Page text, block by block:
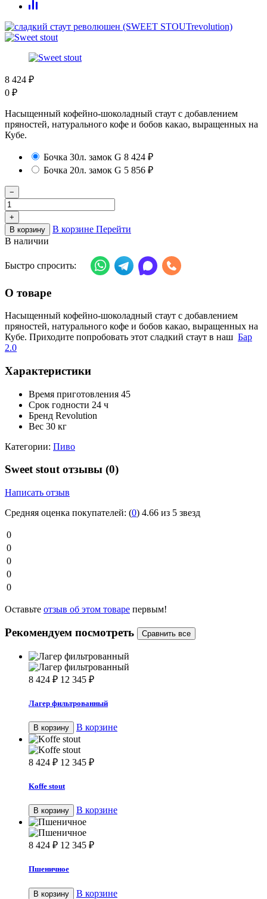
8 424 ₽
0 ₽
Насыщенный кофейно-шоколадный стаут с добавлением
пряностей, натурального кофе и бобов какао, выращенных на
Кубе.
Бочка 30л. замок G 8 424 ₽
Бочка 20л. замок G 5 856 ₽
−
+
В корзину
В корзине Перейти
В наличии
Быстро спросить:
О товаре
Насыщенный кофейно-шоколадный стаут с добавлением
пряностей, натурального кофе и бобов какао, выращенных на
Кубе. Приходите попробовать этот сладкий стаут в наш Бар
2.0
Характеристики
Время приготовления 45
Срок годности 24 ч
Бренд Revolution
Вес 30 кг
Категории: Пиво
Sweet stout отзывы (0)
Написать отзыв
Средняя оценка покупателей: (0) 4.66 из 5 звезд
0
0
0
0
0
Оставьте отзыв об этом товаре первым!
Рекомендуем посмотреть
8 424 ₽ 12 345 ₽
Лагер фильтрованный
В корзину В корзине
8 424 ₽ 12 345 ₽
Koffe stout
В корзину В корзине
8 424 ₽ 12 345 ₽
Пшеничное
В корзину В корзине